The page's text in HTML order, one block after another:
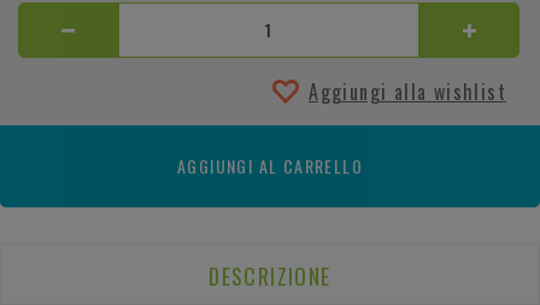
Aggiungi alla wishlist
AGGIUNGI AL CARRELLO
DESCRIZIONE